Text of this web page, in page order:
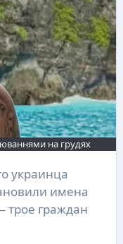
на грудях
имена
трое граждан